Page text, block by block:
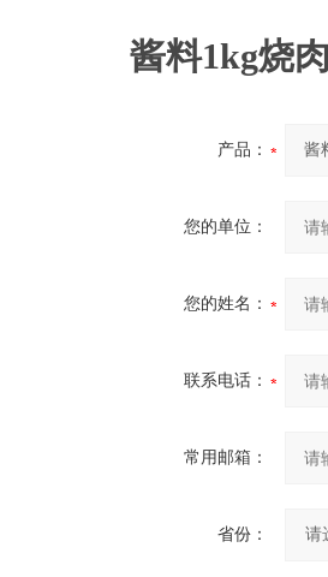
酱料1kg烧
产品：
您的单位：
您的姓名：
联系电话：
常用邮箱：
省份：